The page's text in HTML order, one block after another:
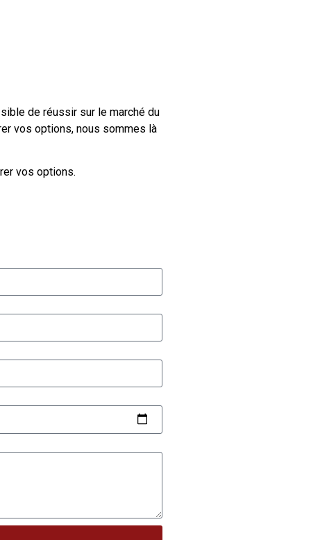
de réussir sur le marché du
vos options, nous sommes là
vos options.